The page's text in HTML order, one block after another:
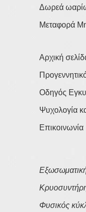
Δωρεά
Μεταφορά
Αρχική
Οδηγός
Ψυχολογία
Επικοινωνία
Φυσικός